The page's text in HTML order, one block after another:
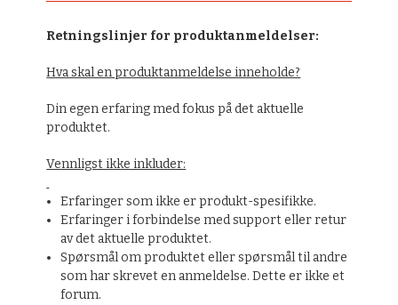
Retningslinjer for produktanmeldelser:
Hva skal en produktanmeldelse inneholde?
Din egen erfaring med fokus på det aktuelle
produktet.
Vennligst ikke inkluder:
Erfaringer som ikke er produkt-spesifikke.
Erfaringer i forbindelse med support eller retur
av det aktuelle produktet.
Spørsmål om produktet eller spørsmål til andre
som har skrevet en anmeldelse. Dette er ikke et
forum.